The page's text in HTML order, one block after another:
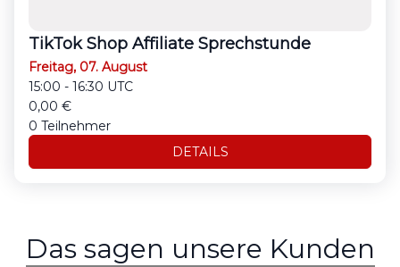
TikTok Shop Affiliate Sprechstunde
Freitag, 07. August
15:00 - 16:30 UTC
0,00 €
0 Teilnehmer
DETAILS
Das sagen unsere Kunden